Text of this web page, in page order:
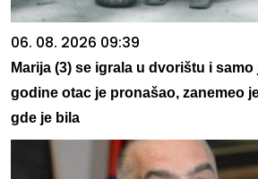
06. 08. 2026 09:39
Marija (3) se igrala u dvorištu i
godine otac je pronašao, zanemeo
gde je bila